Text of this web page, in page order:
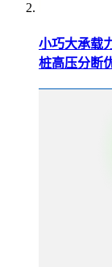
小巧大承载
桩高压分断